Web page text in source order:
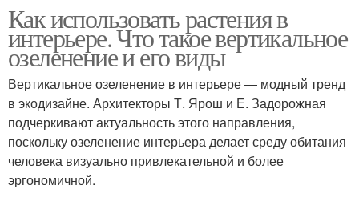
Как использовать растения в
интерьере. Что такое вертикальное
озеленение и его виды
Вертикальное озеленение в интерьере — модный тренд
в экодизайне. Архитекторы Т. Ярош и Е. Задорожная
подчеркивают актуальность этого направления,
поскольку озеленение интерьера делает среду обитания
человека визуально привлекательной и более
эргономичной.